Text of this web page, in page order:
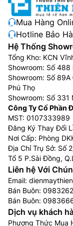
dụng cho
từ đơn.
Đối với các
nên lựa chọn
nhiều món
Đối với các
các sản
Đối với gia
bàn hay các
bếp từ có từ
Công suất bếp
Công suất bếp
chọnmua bếp từ
khả năng gia
bạn có thể lựa
– 4000W là phù
Mua Hàng
Hotline Bảo
Hệ Thống
Tổng Kho: KCN
Showroom: Số 488
Showroom: Số
Phú Thọ
Showroom: Số 331
Công Ty Cổ Phần
MST: 0107333989
Đăng Ký Thay Đổi
Nơi Cấp: Phòng
Địa Chỉ Trụ Sở: Số
Tổ 5 P.Sài Đồng,
Liên hệ Với
Email:
Bán Buôn:
Bán Buôn:
Dịch vụ khách
Phương Thức Mua